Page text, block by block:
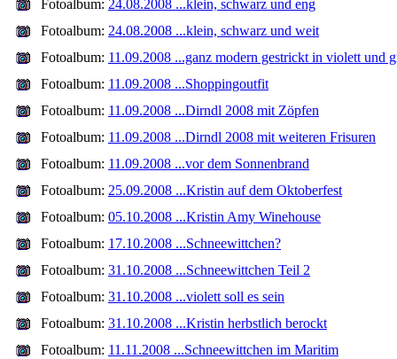
Fotoalbum: 24.08.2008 ...klein, schwarz und eng
Fotoalbum: 24.08.2008 ...klein, schwarz und weit
Fotoalbum: 11.09.2008 ...ganz modern gestrickt in violett und
Fotoalbum: 11.09.2008 ...Shoppingoutfit
Fotoalbum: 11.09.2008 ...Dirndl 2008 mit Zöpfen
Fotoalbum: 11.09.2008 ...Dirndl 2008 mit weiteren Frisuren
Fotoalbum: 11.09.2008 ...vor dem Sonnenbrand
Fotoalbum: 25.09.2008 ...Kristin auf dem Oktoberfest
Fotoalbum: 05.10.2008 ...Kristin Amy Winehouse
Fotoalbum: 17.10.2008 ...Schneewittchen?
Fotoalbum: 31.10.2008 ...Schneewittchen Teil 2
Fotoalbum: 31.10.2008 ...violett soll es sein
Fotoalbum: 31.10.2008 ...Kristin herbstlich berockt
Fotoalbum: 11.11.2008 ...Schneewittchen im Maritim